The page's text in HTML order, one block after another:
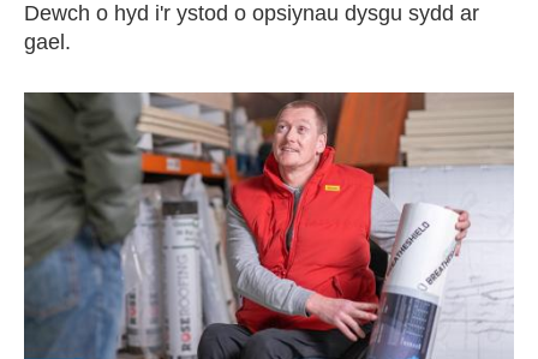
Dewch o hyd i'r ystod o opsiynau dysgu sydd ar
gael.